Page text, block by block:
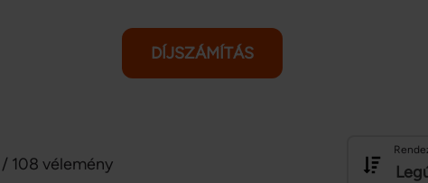
DÍJSZÁMÍTÁS
/ 108 vélemény